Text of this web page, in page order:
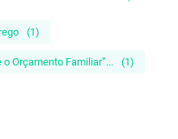
(1)
o Orçamento Familiar”... (1)